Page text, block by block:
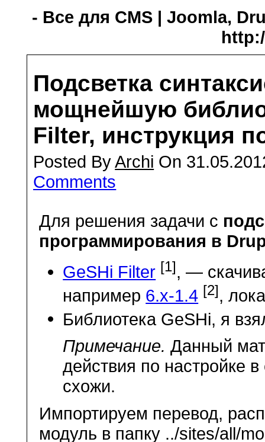
- Все для CMS | Joomla,
Подсветка
мощнейшую
Filter, инструкция
Posted ByArchi On
Comments
Для решения задачи с
программирования в
GeSHi Filter [1], —
например 6.x-1.4 [2],
Библиотека GeSHi, я
Примечание. Данный
действия по настройке
схожи.
Импортируем перевод,
модуль в папку ../sites/all/